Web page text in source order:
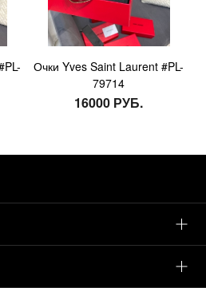
Очки Yves Saint Laurent #PL-
79714
16000 РУБ.